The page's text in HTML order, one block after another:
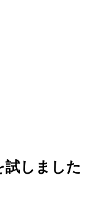
試しました